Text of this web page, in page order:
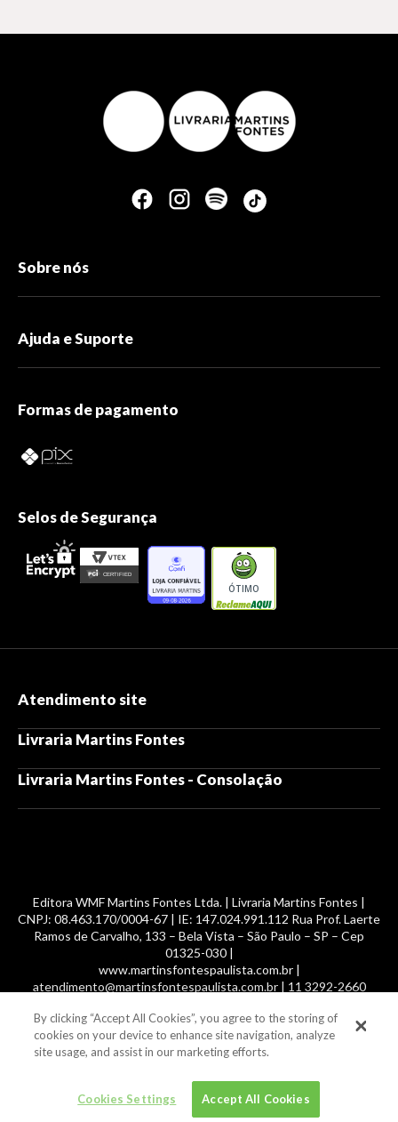
Sobre nós
Ajuda e Suporte
Formas de pagamento
Selos de Segurança
ÓTIMO
Atendimento site
Livraria Martins Fontes
Livraria Martins Fontes - Consolação
Editora WMF Martins Fontes Ltda. | Livraria Martins Fontes |
CNPJ: 08.463.170/0004-67 | IE: 147.024.991.112 Rua Prof. Laerte
Ramos de Carvalho, 133 – Bela Vista – São Paulo – SP – Cep
01325-030 |
www.martinsfontespaulista.com.br |
atendimento@martinsfontespaulista.com.br | 11 3292-2660
© 2014 -2026, MartinsFontes livros nacionais e importados,
com mais de 700 mil títulos. Todos os direitos reservados.
By clicking “Accept All Cookies”, you agree to the storing of
cookies on your device to enhance site navigation, analyze
site usage, and assist in our marketing efforts.
Cookies Settings Accept All Cookies